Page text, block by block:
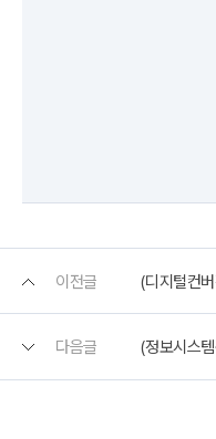
이전글 (디지털컨
다음글 (정보시스